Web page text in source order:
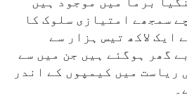
برما میں موجود ہیں
سمجھے امتیازی سلوک کا
ایک لاکھ تیس ہزار سے
گھر ہوگئے ہیں جن میں سے
ریاست میں کیمپوں کے اندر